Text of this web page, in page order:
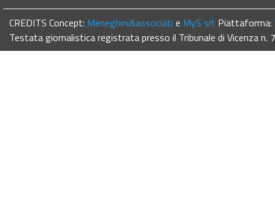
CREDITS Concept: Meneghini&associati e MyS srl. Piattaforma:
Testata giornalistica registrata presso il Tribunale di Vicenza n.